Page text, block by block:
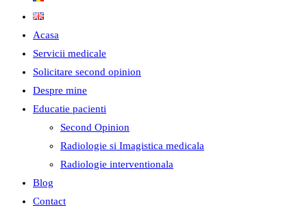
Acasa
Servicii medicale
Solicitare second opinion
Despre mine
Educatie pacienti
Second Opinion
Radiologie si Imagistica medicala
Radiologie interventionala
Blog
Contact